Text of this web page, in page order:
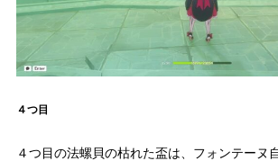
４つ目
４つ目の法螺貝の枯れた盃は、フォンテーヌ